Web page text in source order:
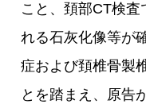
こと、頚部CT検
れる石灰化像等が
症および頚椎骨製
とを踏まえ、原告